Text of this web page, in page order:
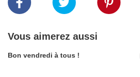
Vous aimerez aussi
Bon vendredi à tous !